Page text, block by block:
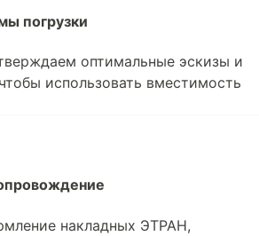
погрузки
оптимальные эскизы и
использовать вместимость
накладных ЭТРАН,